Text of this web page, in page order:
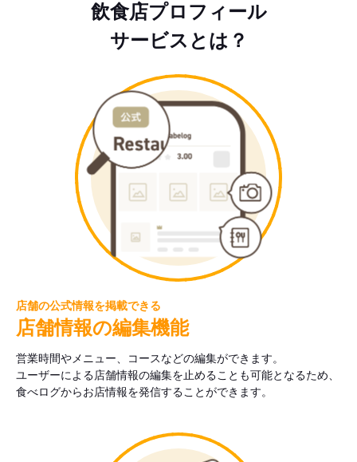
飲食店プロフィール
サービスとは？
店舗の公式情報を掲載できる
店舗情報の編集機能
営業時間やメニュー、コースなどの編集ができます。
ユーザーによる店舗情報の編集を止めることも可能となるため、
食べログからお店情報を発信することができます。